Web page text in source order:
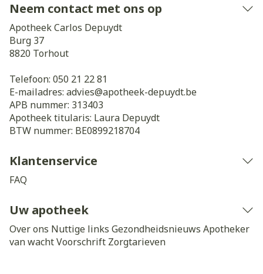
Neem contact met ons op
Apotheek Carlos Depuydt
Burg 37
8820 Torhout
Telefoon: 050 21 22 81
E-mailadres: advies@apotheek-depuydt.be
APB nummer: 313403
Apotheek titularis: Laura Depuydt
BTW nummer: BE0899218704
Klantenservice
FAQ
Uw apotheek
Over ons Nuttige links Gezondheidsnieuws Apotheker
van wachtVoorschrift Zorgtarieven